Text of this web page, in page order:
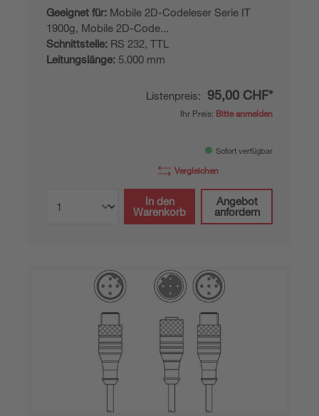
Geeignet für: Mobile 2D-Codeleser Serie IT
1900g, Mobile 2D-Code...
Schnittstelle: RS 232, TTL
Leitungslänge: 5.000 mm
Listenpreis: 95,00 CHF*
Ihr Preis: Bitte anmelden
Sofort verfügbar
Vergleichen
In den
Warenkorb
Angebot
anfordern